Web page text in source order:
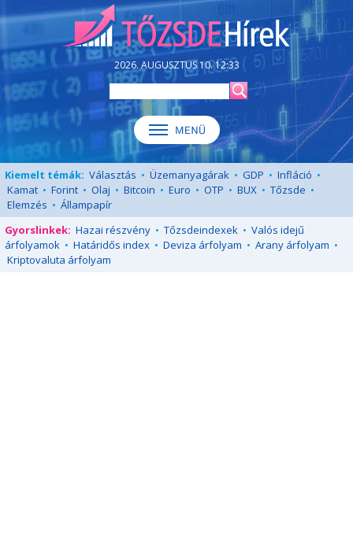
2026. AUGUSZTUS 10. 12:33
Kiemelt témák: Választás • Üzemanyagárak • GDP • Infláció •
Kamat • Forint • Olaj • Bitcoin • Euro • OTP • BUX • Tőzsde •
Elemzés • Állampapír
Gyorslinkek: Hazai részvény • Tőzsdeindexek • Valós idejű
árfolyamok • Határidős index • Deviza árfolyam • Arany árfolyam •
Kriptovaluta árfolyam